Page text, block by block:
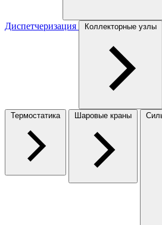
Диспетчеризация Коллекторные узлы
Термостатика Шаровые краны